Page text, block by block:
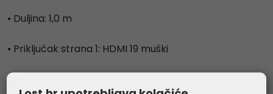
• Duljina: 1,0 m
• Priključak strana 1: HDMI 19 muški
• Priključak strana 2: HDMI 19 ženski